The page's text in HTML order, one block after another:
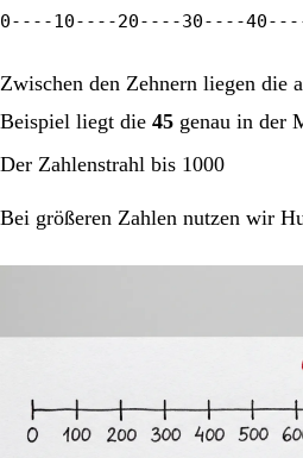
0----10----20----30----
Zwischen den Zehnern liegen die
Beispiel liegt die 45 genau in der
Der Zahlenstrahl bis 1000
Bei größeren Zahlen nutzen wir